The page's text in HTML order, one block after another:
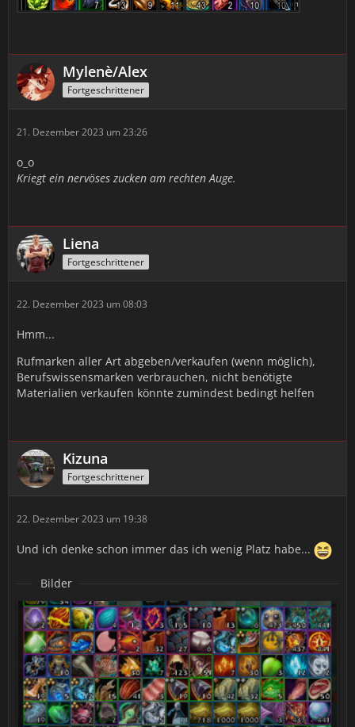
Mylenè/Alex
Fortgeschrittener
21. Dezember 2023 um 23:26
o_o
Kriegt ein nervöses zucken am rechten Auge.
Liena
Fortgeschrittener
22. Dezember 2023 um 08:03
Hmm...
Rufmarken aller Art abgeben/verkaufen (wenn möglich),
Berufswissensmarken verbrauchen, nicht benötigte
Materialien verkaufen könnte zumindest bedingt helfen
Kizuna
Fortgeschrittener
22. Dezember 2023 um 19:38
Und ich denke schon immer das ich wenig Platz habe...
Bilder